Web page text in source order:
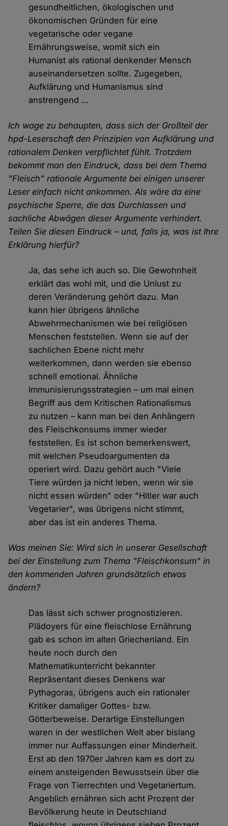
gesundheitlichen, ökologischen und
ökonomischen Gründen für eine
vegetarische oder vegane
Ernährungsweise, womit sich ein
Humanist als rational denkender Mensch
auseinandersetzen sollte. Zugegeben,
Aufklärung und Humanismus sind
anstrengend …
Ich wage zu behaupten, dass sich der Großteil der
hpd-Leserschaft den Prinzipien von Aufklärung und
rationalem Denken verpflichtet fühlt. Trotzdem
bekommt man den Eindruck, dass bei dem Thema
"Fleisch" rationale Argumente bei einigen unserer
Leser einfach nicht ankommen. Als wäre da eine
psychische Sperre, die das Durchlassen und
sachliche Abwägen dieser Argumente verhindert.
Teilen Sie diesen Eindruck – und, falls ja, was ist Ihre
Erklärung hierfür?
Ja, das sehe ich auch so. Die Gewohnheit
erklärt das wohl mit, und die Unlust zu
deren Veränderung gehört dazu. Man
kann hier übrigens ähnliche
Abwehrmechanismen wie bei religiösen
Menschen feststellen. Wenn sie auf der
sachlichen Ebene nicht mehr
weiterkommen, dann werden sie ebenso
schnell emotional. Ähnliche
Immunisierungsstrategien – um mal einen
Begriff aus dem Kritischen Rationalismus
zu nutzen – kann man bei den Anhängern
des Fleischkonsums immer wieder
feststellen. Es ist schon bemerkenswert,
mit welchen Pseudoargumenten da
operiert wird. Dazu gehört auch "Viele
Tiere würden ja nicht leben, wenn wir sie
nicht essen würden" oder "Hitler war auch
Vegetarier", was übrigens nicht stimmt,
aber das ist ein anderes Thema.
Was meinen Sie: Wird sich in unserer Gesellschaft
bei der Einstellung zum Thema "Fleischkonsum" in
den kommenden Jahren grundsätzlich etwas
ändern?
Das lässt sich schwer prognostizieren.
Plädoyers für eine fleischlose Ernährung
gab es schon im alten Griechenland. Ein
heute noch durch den
Mathematikunterricht bekannter
Repräsentant dieses Denkens war
Pythagoras, übrigens auch ein rationaler
Kritiker damaliger Gottes- bzw.
Götterbeweise. Derartige Einstellungen
waren in der westlichen Welt aber bislang
immer nur Auffassungen einer Minderheit.
Erst ab den 1970er Jahren kam es dort zu
einem ansteigenden Bewusstsein über die
Frage von Tierrechten und Vegetariertum.
Angeblich ernähren sich acht Prozent der
Bevölkerung heute in Deutschland